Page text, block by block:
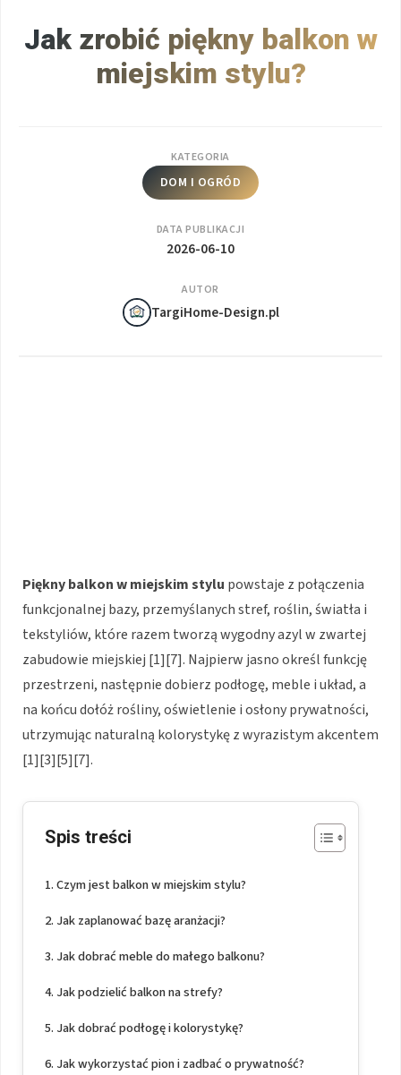
Jak zrobić piękny balkon w
miejskim stylu?
KATEGORIA
DOM I OGRÓD
DATA PUBLIKACJI
2026-06-10
AUTOR
TargiHome-Design.pl
Piękny balkon w miejskim stylu powstaje z połączenia
funkcjonalnej bazy, przemyślanych stref, roślin, światła i
tekstyliów, które razem tworzą wygodny azyl w zwartej
zabudowie miejskiej [1][7]. Najpierw jasno określ funkcję
przestrzeni, następnie dobierz podłogę, meble i układ, a
na końcu dołóż rośliny, oświetlenie i osłony prywatności,
utrzymując naturalną kolorystykę z wyrazistym akcentem
[1][3][5][7].
Spis treści
Czym jest balkon w miejskim stylu?
Jak zaplanować bazę aranżacji?
Jak dobrać meble do małego balkonu?
Jak podzielić balkon na strefy?
Jak dobrać podłogę i kolorystykę?
Jak wykorzystać pion i zadbać o prywatność?